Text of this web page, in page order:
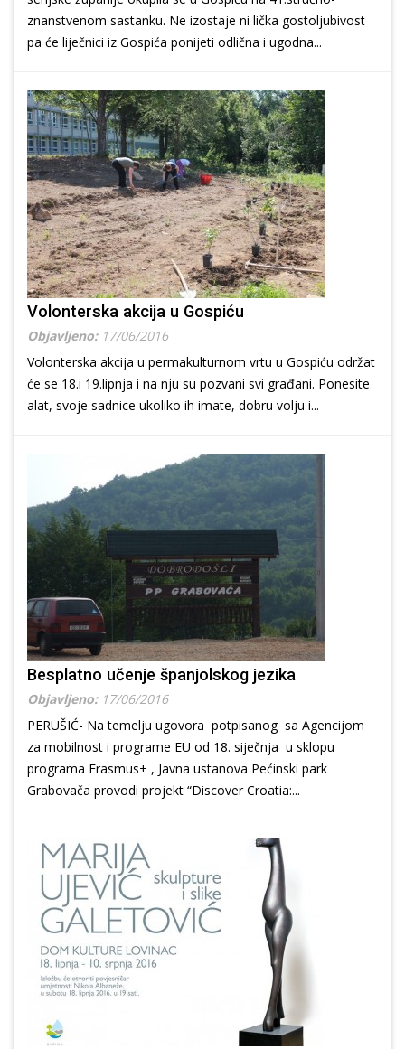
znanstvenom sastanku. Ne izostaje ni lička gostoljubivost
pa će liječnici iz Gospića ponijeti odlična i ugodna...
Volonterska akcija u Gospiću
Objavljeno: 17/06/2016
Volonterska akcija u permakulturnom vrtu u Gospiću održat
će se 18.i 19.lipnja i na nju su pozvani svi građani. Ponesite
alat, svoje sadnice ukoliko ih imate, dobru volju i...
Besplatno učenje španjolskog jezika
Objavljeno: 17/06/2016
PERUŠIĆ- Na temelju ugovora potpisanog sa Agencijom
za mobilnost i programe EU od 18. siječnja u sklopu
programa Erasmus+ , Javna ustanova Pećinski park
Grabovača provodi projekt “Discover Croatia:...